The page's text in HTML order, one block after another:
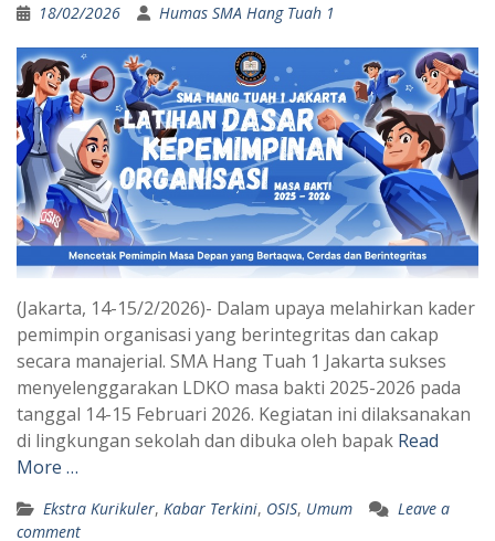
18/02/2026 Humas SMA Hang Tuah 1
(Jakarta, 14-15/2/2026)- Dalam upaya melahirkan kader
pemimpin organisasi yang berintegritas dan cakap
secara manajerial. SMA Hang Tuah 1 Jakarta sukses
menyelenggarakan LDKO masa bakti 2025-2026 pada
tanggal 14-15 Februari 2026. Kegiatan ini dilaksanakan
di lingkungan sekolah dan dibuka oleh bapak Read
More …
Ekstra Kurikuler, Kabar Terkini, OSIS, Umum
Leave a
comment